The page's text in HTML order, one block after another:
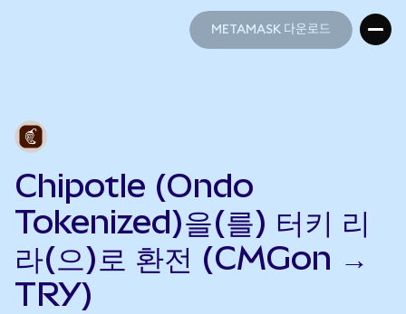
METAMASK 다운로드
Chipotle (Ondo
Tokenized)을(를) 터키 리
라(으)로 환전 (CMGon →
TRY)